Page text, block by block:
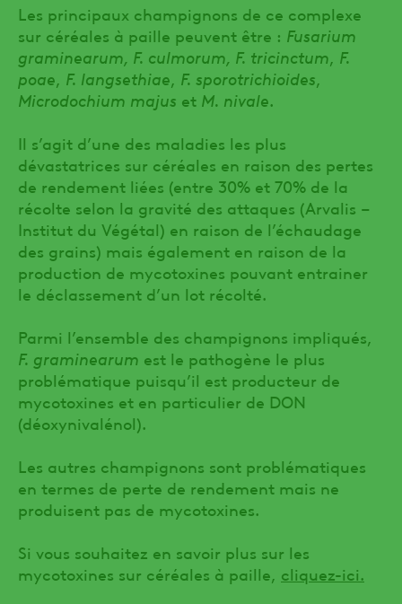
Les principaux champignons de ce complexe
sur céréales à paille peuvent être : Fusarium
graminearum, F. culmorum, F. tricinctum F.
poae F. langsethiae F. sporotrichioides
Microdochium majus et M. nivale.
Il s’agit d’une des maladies les plus
dévastatrices sur céréales en raison des pertes
de rendement liées (entre 30% et 70% de la
récolte selon la gravité des attaques (Arvalis –
Institut du Végétal) en raison de l’échaudage
des grains) mais également en raison de la
production de mycotoxines pouvant entrainer
le déclassement d’un lot récolté.
Parmi l’ensemble des champignons impliqués,
F. graminearum est le pathogène le plus
problématique puisqu’il est producteur de
mycotoxines et en particulier de DON
(déoxynivalénol).
Les autres champignons sont problématiques
en termes de perte de rendement mais ne
produisent pas de mycotoxines.
Si vous souhaitez en savoir plus sur les
mycotoxines sur céréales à paille, cliquez-ici.